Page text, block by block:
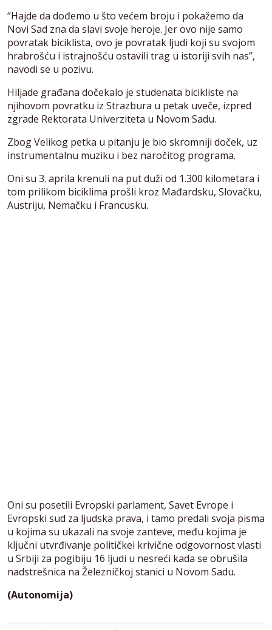
“Hajde da dođemo u što većem broju i pokažemo da
Novi Sad zna da slavi svoje heroje. Jer ovo nije samo
povratak biciklista, ovo je povratak ljudi koji su svojom
hrabrošću i istrajnošću ostavili trag u istoriji svih nas”,
navodi se u pozivu.
Hiljade građana dočekalo je studenata bicikliste na
njihovom povratku iz Strazbura u petak uveče, izpred
zgrade Rektorata Univerziteta u Novom Sadu.
Zbog Velikog petka u pitanju je bio skromniji doček, uz
instrumentalnu muziku i bez naročitog programa.
Oni su 3. aprila krenuli na put duži od 1.300 kilometara i
tom prilikom biciklima prošli kroz Mađardsku, Slovačku,
Austriju, Nemačku i Francusku.
Oni su posetili Evropski parlament, Savet Evrope i
Evropski sud za ljudska prava, i tamo predali svoja pisma
u kojima su ukazali na svoje zanteve, među kojima je
ključni utvrđivanje političkei krivične odgovornost vlasti
u Srbiji za pogibiju 16 ljudi u nesreći kada se obrušila
nadstrešnica na Železničkoj stanici u Novom Sadu.
(Autonomija)